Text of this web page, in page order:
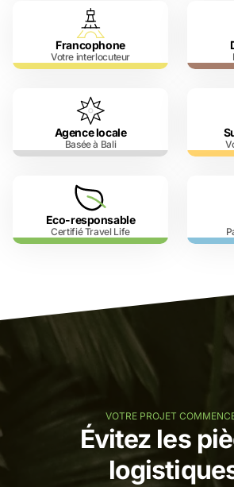
Francophone
Votre interlocuteur
Agence locale
Basée à Bali
Eco-responsable
Certifié Travel Life
VOTRE PROJET
Évitez les